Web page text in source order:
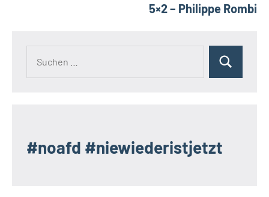
5×2 – Philippe Rombi
Suchen
#noafd #niewiederistjetzt